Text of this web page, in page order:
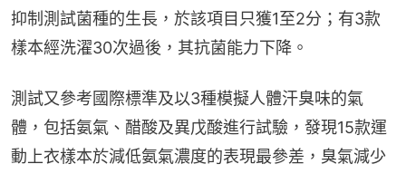
抑制測試菌種的生長，於該項目只獲1至2分；有3款
樣本經洗濯30次過後，其抗菌能力下降。
測試又參考國際標準及以3種模擬人體汗臭味的氣
體，包括氨氣、醋酸及異戊酸進行試驗，發現15款運
動上衣樣本於減低氨氣濃度的表現最參差，臭氣減少